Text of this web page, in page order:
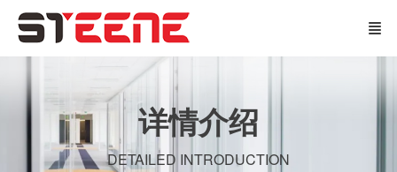
详情介绍
DETAILED INTRODUCTION